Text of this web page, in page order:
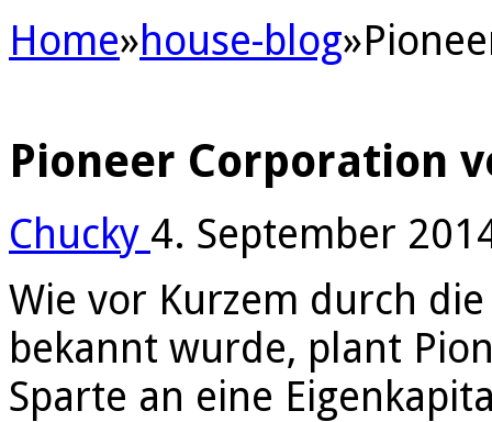
Home»house-blog»
Pioneer Corporation
Chucky 4. September
Wie vor Kurzem durch
bekannt wurde, plant
Sparte an eine